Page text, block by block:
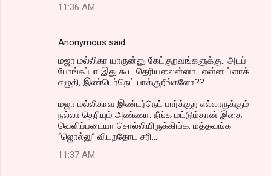
11:36 AM
Anonymous said…
மஜா மல்லிகா யாருன்னு கேட்குறவங்களுக்கு.. அடப்
போங்கப்பா இது கூட தெரியலைன்னா.. என்ன ப்ளாக்
எழுதி, இண்டெர்நெட் பாக்குறீங்களோ??
மஜா மல்லிகாவ இண்டர்நெட் பார்க்குற எல்லாருக்கும்
நல்லா தெரியும் அண்ணா. நீங்க மட்டும்தான் இதை
வெளிப்படையா சொல்லியிருக்கிங்க. மத்தவங்க
“ஜொல்லு” விடறதோட சரி....
11:37 AM